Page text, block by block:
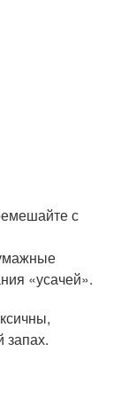
с
«усачей».
запах.